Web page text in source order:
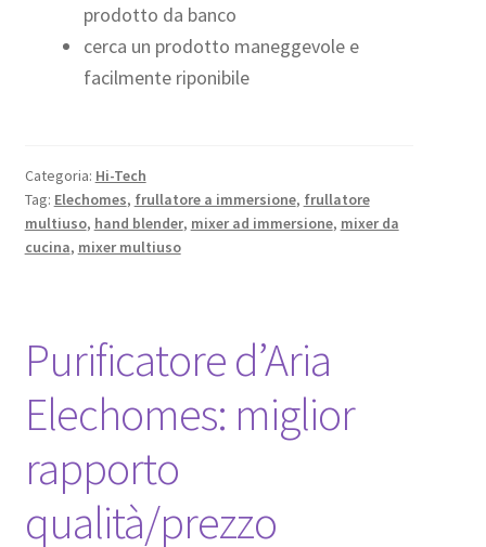
prodotto da banco
cerca un prodotto maneggevole e
facilmente riponibile
Categoria: Hi-Tech
Tag: Elechomes, frullatore a immersione, frullatore
multiuso, hand blender, mixer ad immersione, mixer da
cucina, mixer multiuso
Purificatore d’Aria
Elechomes: miglior
rapporto
qualità/prezzo